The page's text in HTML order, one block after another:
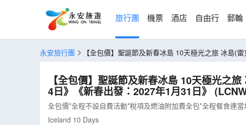
旅行團 機票 酒店 自由行 郵輪
永安旅行團
【全包價】聖誕節及新春冰島 10天極光之旅 冰島(雷克雅未克、極光遊船、金環遊、藍湖、傑古沙龍冰河湖)《聖誕出發：12月23,24日》《新春出發：2027年1月31日》 (LCNWI
【全包價】聖誕節及新春冰島 10天極光之旅 冰島(雷克雅未克、極光遊船、金環遊、藍湖、傑古沙龍冰河湖)《聖誕出發：12月23,2
4日》《新春出發：2027年1月31日》
全包價*全程不設自費活動*稅項及燃油附加費全包*全程餐食連
Iceland 10 Days